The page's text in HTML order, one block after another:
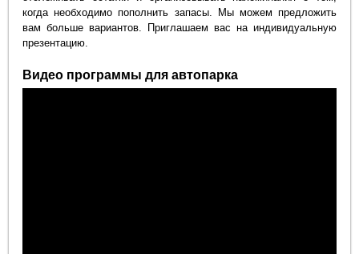
когда необходимо пополнить запасы. Мы можем предложить
вам больше вариантов. Приглашаем вас на индивидуальную
презентацию.
Видео программы для автопарка